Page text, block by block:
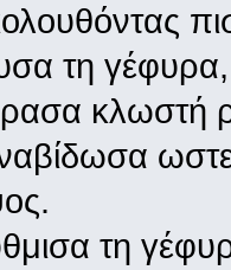
τη
κλωστή
ωστε
τη